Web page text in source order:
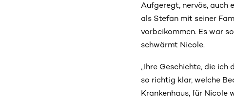
Aufgeregt, nervös, auch
als Stefan mit seiner
vorbeikommen. Es war
schwärmt Nicole.
„Ihre Geschichte, die ich
so richtig klar, welche
Krankenhaus, für Nicole